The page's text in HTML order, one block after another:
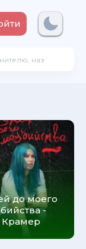
до моего
-
Крамер